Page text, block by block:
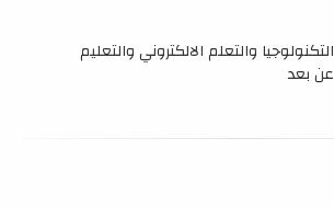
التكنولوجيا والتعلم الالكتروني والتعليم
عن بعد